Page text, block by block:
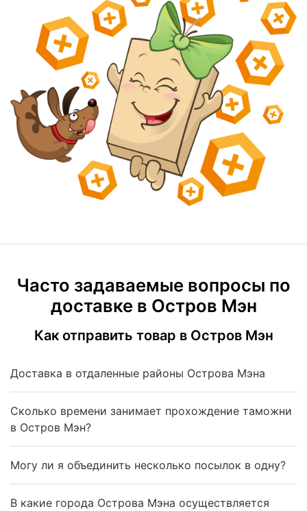
Часто задаваемые вопросы по
доставке в Остров Мэн
Как отправить товар в Остров Мэн
Доставка в отдаленные районы Острова Мэна
Сколько времени занимает прохождение таможни
в Остров Мэн?
Могу ли я объединить несколько посылок в одну?
В какие города Острова Мэна осуществляется